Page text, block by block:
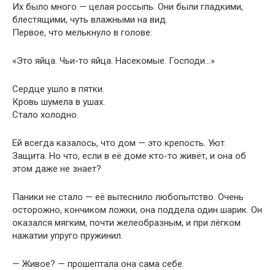
Их было много — целая россыпь. Они были гладкими,
блестящими, чуть влажными на вид.
Первое, что мелькнуло в голове:
«Это яйца. Чьи-то яйца. Насекомые. Господи…»
Сердце ушло в пятки.
Кровь шумела в ушах.
Стало холодно.
Ей всегда казалось, что дом — это крепость. Уют.
Защита. Но что, если в её доме кто-то живёт, и она об
этом даже не знает?
Паники не стало — её вытеснило любопытство. Очень
осторожно, кончиком ложки, она поддела один шарик. Он
оказался мягким, почти желеобразным, и при лёгком
нажатии упруго пружинил.
— Живое? — прошептала она сама себе.